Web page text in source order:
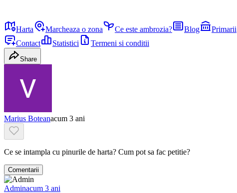
Harta Marcheaza o zona Ce este ambrozia? Blog Primarii
Contact
Statistici Termeni si conditii
Share
Marius Boteanacum 3 ani
Ce se intampla cu pinurile de harta? Cum pot sa fac petitie?
Comentarii
Adminacum 3 ani